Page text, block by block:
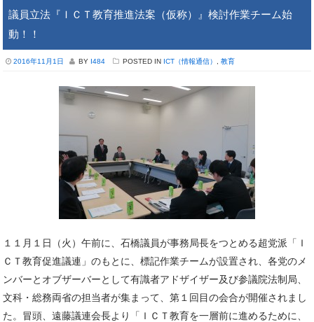
議員立法『ＩＣＴ教育推進法案（仮称）』検討作業チーム始
動！！
2016年11月1日 BY I484 POSTED IN ICT（情報通信） 教育
１１月１日（火）午前に、石橋議員が事務局長をつとめる超党派「Ｉ
ＣＴ教育促進議連」のもとに、標記作業チームが設置され、各党のメ
ンバーとオブザーバーとして有識者アドザイザー及び参議院法制局、
文科・総務両省の担当者が集まって、第１回目の会合が開催されまし
た。冒頭、遠藤議連会長より「ＩＣＴ教育を一層前に進めるために、